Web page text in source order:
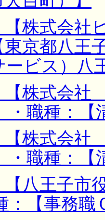
【株式会
東京都八王
ービス）八
【株式会
・職種：【
【株式会
・職種：【
八王子市
：【事務職